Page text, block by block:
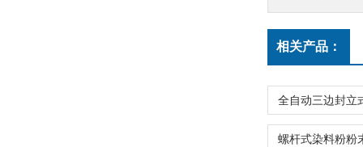
相关产品：